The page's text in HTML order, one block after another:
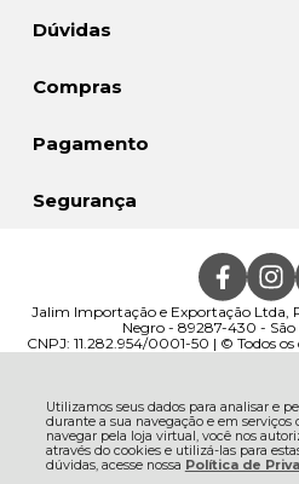
Utilizamos seus dados para analisar e
durante a sua navegação e em serviços
navegar pela loja virtual, você nos
através do cookies e utilizá-las para
dúvidas, acesse nossa Política de
Dúvidas
Compras
Pagamento
Segurança
Jalim Importação e Exportação Ltda,
Negro - 89287-430 - São
CNPJ: 11.282.954/0001-50 | © Todos